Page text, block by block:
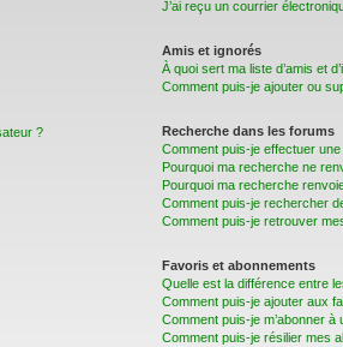
?
J’ai reçu un courrier
Amis et ignorés
À quoi sert ma liste d’amis et
Comment puis-je ajouter ou
Recherche dans les forums
Comment puis-je effectuer
Pourquoi ma recherche ne
Pourquoi ma recherche
Comment puis-je rechercher
Comment puis-je retrouver
Favoris et abonnements
Quelle est la différence entre
Comment puis-je ajouter aux
Comment puis-je m’abonner à
Comment puis-je résilier mes